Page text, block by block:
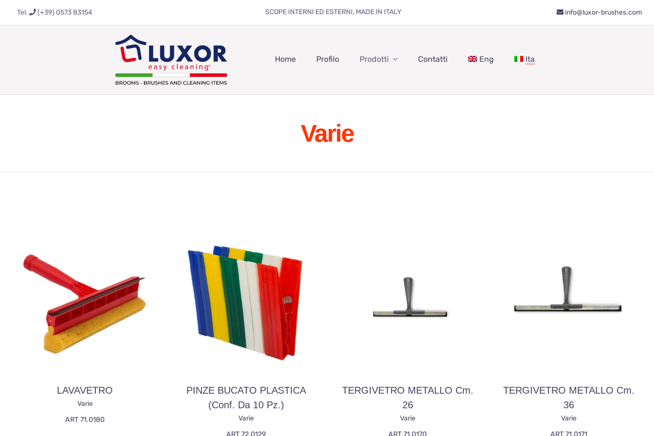
Tel. (+39) 0573 83154 SCOPE INTERNI ED ESTERNI, MADE IN ITALY info@luxor-brushes.com
Home Profilo Prodotti Contatti Eng Ita
Varie
LAVAVETRO
Varie
ART 71.0180
PINZE BUCATO PLASTICA
(conf. Da 10 Pz.)
Varie
TERGIVETRO METALLO Cm.
26
Varie
TERGIVETRO METALLO Cm.
36
Varie